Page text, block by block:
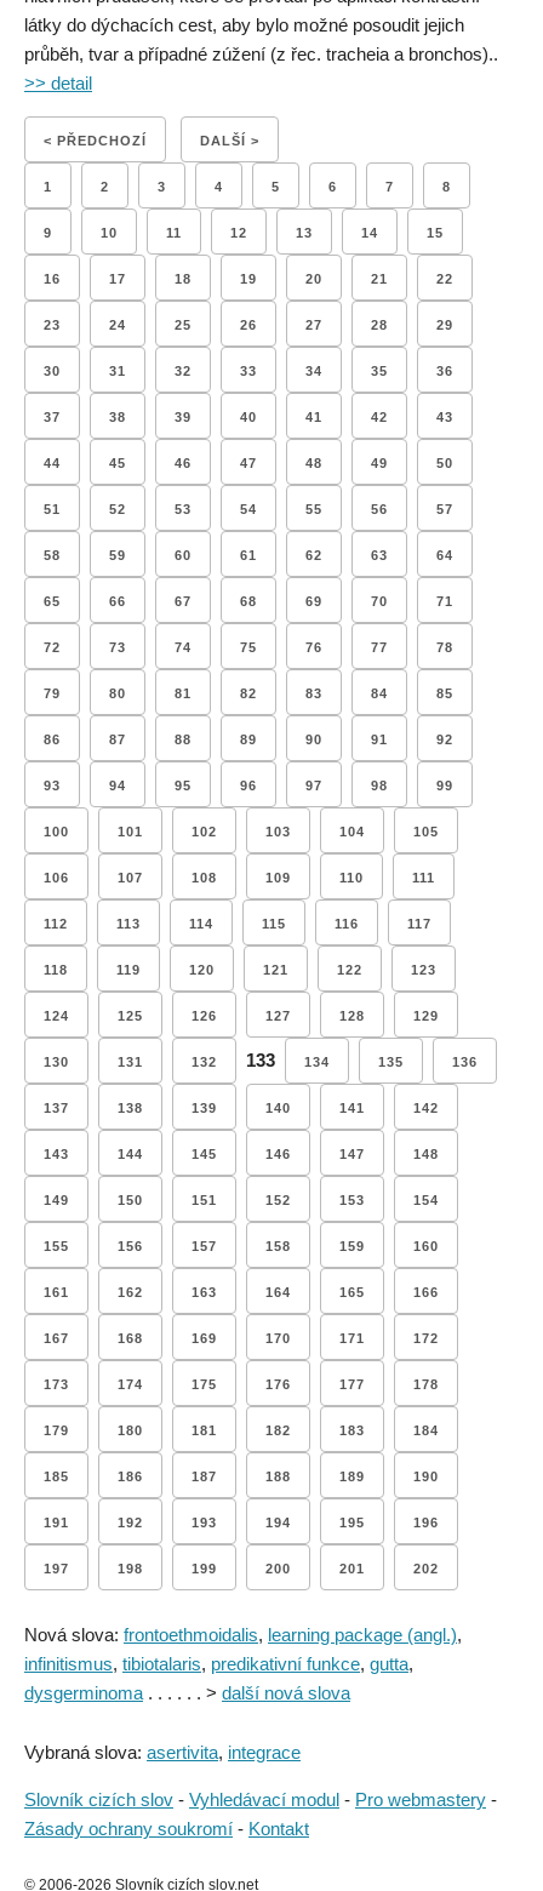
látky do dýchacích cest, aby bylo možné posoudit jejich
průběh, tvar a případné zúžení (z řec. tracheia a bronchos)..
>> detail
< PŘEDCHOZÍ DALŠÍ >
1 2 3 4 5 6 7 8
9 10 11 12 13 14 15
16 17 18 19 20 21 22
23 24 25 26 27 28 29
30 31 32 33 34 35 36
37 38 39 40 41 42 43
44 45 46 47 48 49 50
51 52 53 54 55 56 57
58 59 60 61 62 63 64
65 66 67 68 69 70 71
72 73 74 75 76 77 78
79 80 81 82 83 84 85
86 87 88 89 90 91 92
93 94 95 96 97 98 99
100 101 102 103 104 105
106 107 108 109 110 111
112 113 114 115 116 117
118 119 120 121 122 123
124 125 126 127 128 129
130 131 132 133 134 135 136
137 138 139 140 141 142
143 144 145 146 147 148
149 150 151 152 153 154
155 156 157 158 159 160
161 162 163 164 165 166
167 168 169 170 171 172
173 174 175 176 177 178
179 180 181 182 183 184
185 186 187 188 189 190
191 192 193 194 195 196
197 198 199 200 201 202
Nová slova: frontoethmoidalis, learning package (angl.),
infinitismus, tibiotalaris, predikativní funkce, gutta,
dysgerminoma . . . . . . > další nová slova
Vybraná slova: asertivita, integrace
Slovník cizích slov - Vyhledávací modul - Pro webmastery -
Zásady ochrany soukromí - Kontakt
© 2006-2026 Slovník cizích slov.net